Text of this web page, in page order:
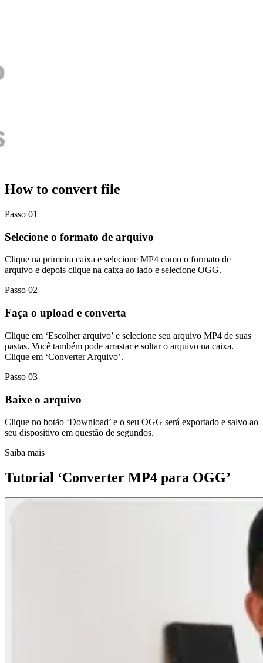
How to convert file
Passo 01
Selecione o formato de arquivo
Clique na primeira caixa e selecione MP4 como o formato de
arquivo e depois clique na caixa ao lado e selecione OGG.
Passo 02
Faça o upload e converta
Clique em ‘Escolher arquivo’ e selecione seu arquivo MP4 de suas
pastas. Você também pode arrastar e soltar o arquivo na caixa.
Clique em ‘Converter Arquivo’.
Passo 03
Baixe o arquivo
Clique no botão ‘Download’ e o seu OGG será exportado e salvo ao
seu dispositivo em questão de segundos.
Saiba mais
Tutorial ‘Converter MP4 para OGG’